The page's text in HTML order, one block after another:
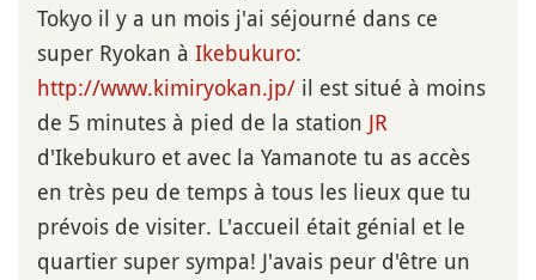
Tokyo il y a un mois j'ai séjourné dans ce
super Ryokan à Ikebukuro:
http://www.kimiryokan.jp/ il est situé à moins
de 5 minutes à pied de la station JR
d'Ikebukuro et avec la Yamanote tu as accès
en très peu de temps à tous les lieux que tu
prévois de visiter. L'accueil était génial et le
quartier super sympa! J'avais peur d'être un